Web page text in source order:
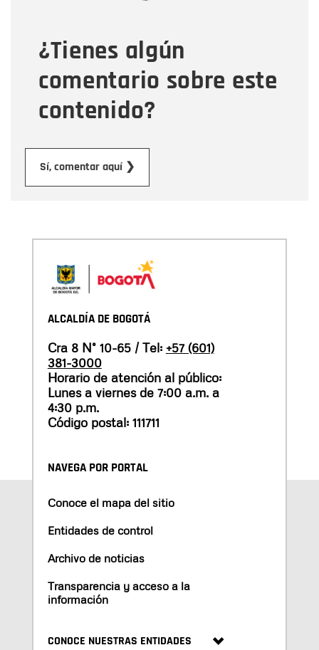
¿Tienes algún
comentario sobre este
contenido?
Sí, comentar aquí ❯
Mensaje
ALCALDÍA DE BOGOTÁ
Cra 8 N° 10-65 / Tel: +57 (601)
381-3000
Horario de atención al público:
Lunes a viernes de 7:00 a.m. a
4:30 p.m.
Código postal: 111711
NAVEGA POR PORTAL
Conoce el mapa del sitio
Entidades de control
Archivo de noticias
Transparencia y acceso a la
información
CONOCE NUESTRAS ENTIDADES